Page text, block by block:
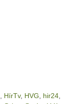
HírTv, HVG hir24